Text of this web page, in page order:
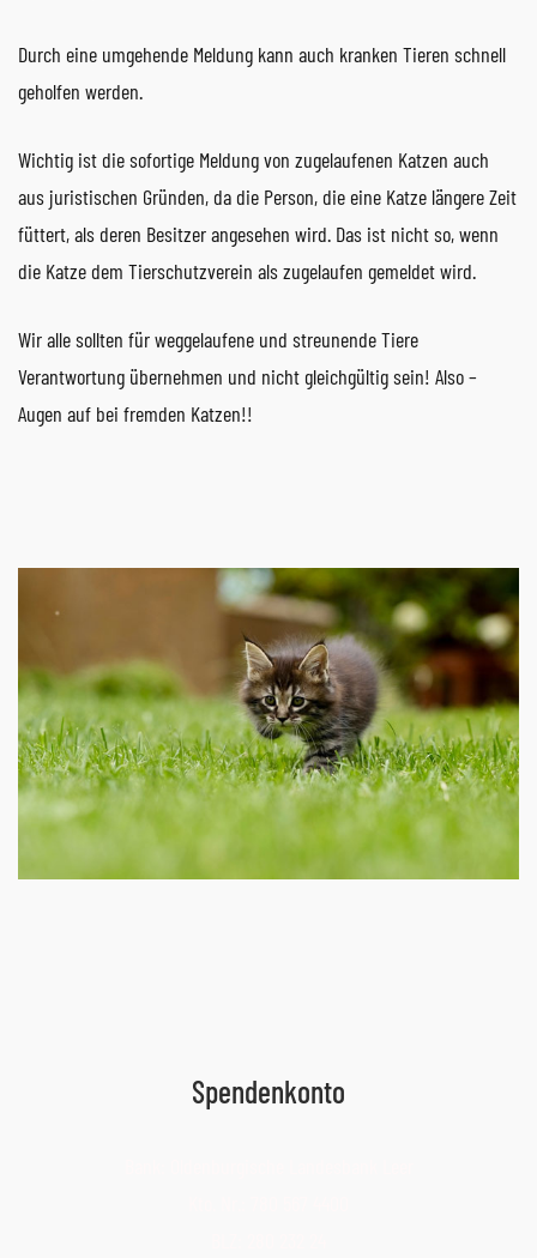
Durch eine umgehende Meldung kann auch kranken Tieren schnell
geholfen werden.
Wichtig ist die sofortige Meldung von zugelaufenen Katzen auch
aus juristischen Gründen, da die Person, die eine Katze längere Zeit
füttert, als deren Besitzer angesehen wird. Das ist nicht so, wenn
die Katze dem Tierschutzverein als zugelaufen gemeldet wird.
Wir alle sollten für weggelaufene und streunende Tiere
Verantwortung übernehmen und nicht gleichgültig sein! Also –
Augen auf bei fremden Katzen!!
Spendenkonto